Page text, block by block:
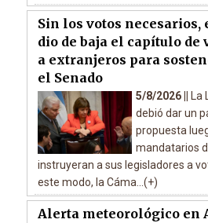
Sin los votos
dio de baja el capítulo de
a extranjeros para
el Senado
5/8/2026 ||
debió dar un
propuesta
mandatarios
instruyeran a sus legisladores a
este modo, la Cáma...(+)
Alerta meteorológico en